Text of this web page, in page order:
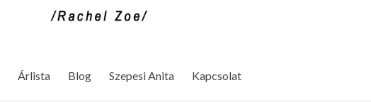
Árlista Blog Szepesi Anita Kapcsolat